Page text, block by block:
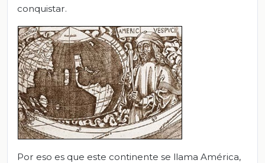
conquistar.
Por eso es que este continente se llama América,